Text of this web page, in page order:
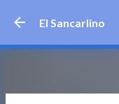
El Sancarlino